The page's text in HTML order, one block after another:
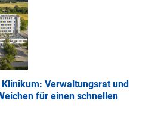
Verwaltungsrat und
für einen schnellen